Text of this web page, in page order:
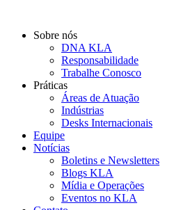
Sobre nós
DNA KLA
Responsabilidade
Trabalhe Conosco
Práticas
Áreas de Atuação
Indústrias
Desks Internacionais
Equipe
Notícias
Boletins e Newsletters
Blogs KLA
Mídia e Operações
Eventos no KLA